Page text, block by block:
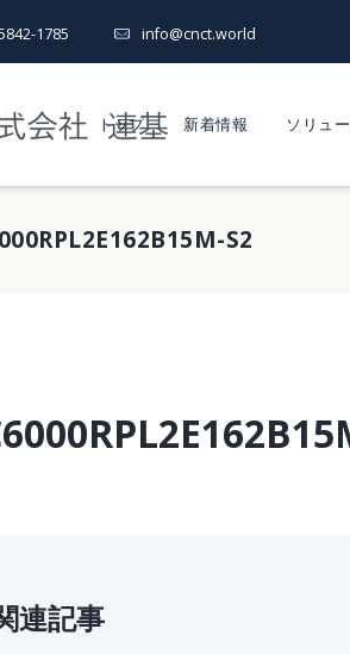
1785 info@cnct.world
トップ 新着情報 ソリュ
S2
連記事